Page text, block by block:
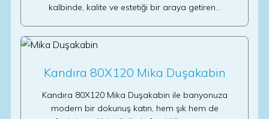
kalbinde, kalite ve estetiği bir araya getiren…
Kandıra 80X120 Mika Duşakabin
Kandıra 80X120 Mika Duşakabin ile banyonuza
modern bir dokunuş katın, hem şık hem de